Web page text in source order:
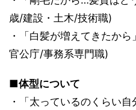
歳/建設・土木/技術職)
・「白髪が増えてきたか
官公庁/事務系専門職)
■体型について
・「太っているのくらい